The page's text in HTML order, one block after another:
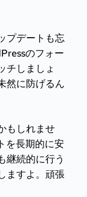
プデートも忘
のフォー
チしましょ
然に防げるん
もしれませ
を長期的に安
継続的に行う
ますよ。頑張